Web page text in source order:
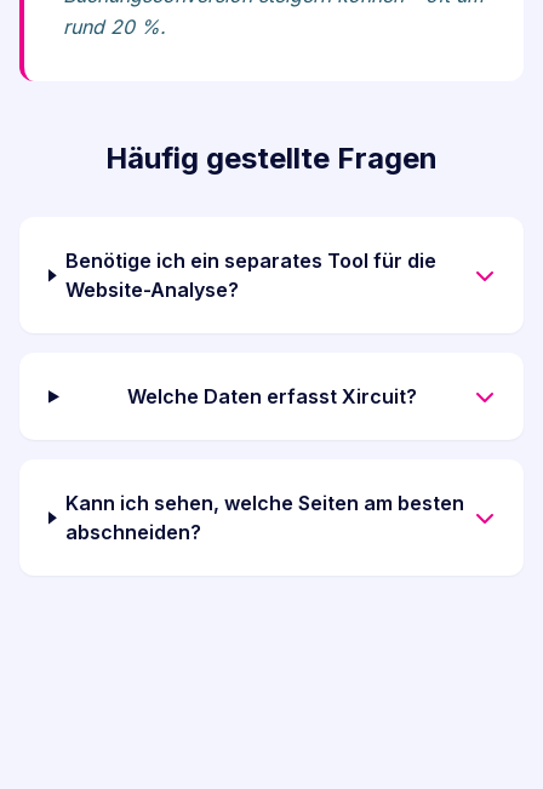
rund 20 %.
Häufig gestellte Fragen
Benötige ich ein separates Tool für die
Website-Analyse?
Welche Daten erfasst Xircuit?
Kann ich sehen, welche Seiten am besten
abschneiden?